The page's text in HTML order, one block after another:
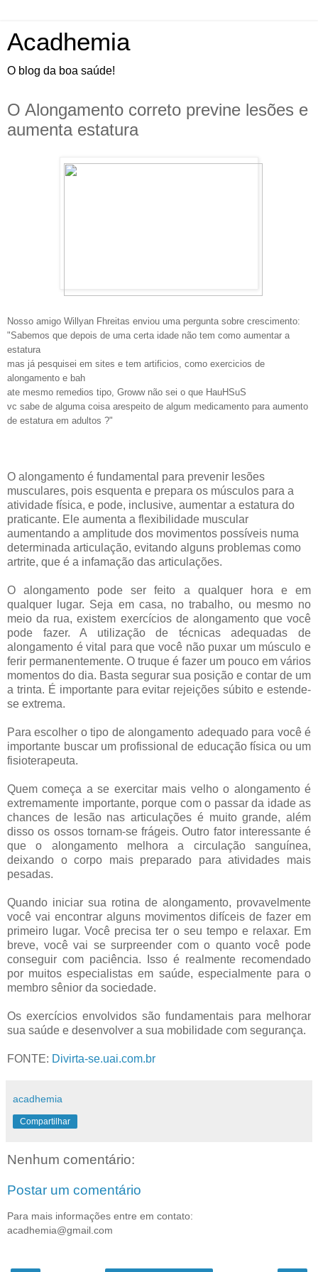
Acadhemia
O blog da boa saúde!
O Alongamento correto previne lesões e
aumenta estatura
Nosso amigo Willyan Fhreitas enviou uma pergunta sobre crescimento:
"Sabemos que depois de uma certa idade não tem como aumentar a
estatura
mas já pesquisei em sites e tem artificios, como exercicios de
alongamento e bah
ate mesmo remedios tipo, Groww não sei o que HauHSuS
vc sabe de alguma coisa arespeito de algum medicamento para aumento
de estatura em adultos ?"
O alongamento é fundamental para prevenir lesões
musculares, pois esquenta e prepara os músculos para a
atividade física, e pode, inclusive, aumentar a estatura do
praticante. Ele aumenta a flexibilidade muscular
aumentando a amplitude dos movimentos possíveis numa
determinada articulação, evitando alguns problemas como
artrite, que é a infamação das articulações.
O alongamento pode ser feito a qualquer hora e em
qualquer lugar. Seja em casa, no trabalho, ou mesmo no
meio da rua, existem exercícios de alongamento que você
pode fazer. A utilização de técnicas adequadas de
alongamento é vital para que você não puxar um músculo e
ferir permanentemente. O truque é fazer um pouco em vários
momentos do dia. Basta segurar sua posição e contar de um
a trinta. É importante para evitar rejeições súbito e estende-
se extrema.
Para escolher o tipo de alongamento adequado para você é
importante buscar um profissional de educação física ou um
fisioterapeuta.
Quem começa a se exercitar mais velho o alongamento é
extremamente importante, porque com o passar da idade as
chances de lesão nas articulações é muito grande, além
disso os ossos tornam-se frágeis. Outro fator interessante é
que o alongamento melhora a circulação sanguínea,
deixando o corpo mais preparado para atividades mais
pesadas.
Quando iniciar sua rotina de alongamento, provavelmente
você vai encontrar alguns movimentos difíceis de fazer em
primeiro lugar. Você precisa ter o seu tempo e relaxar. Em
breve, você vai se surpreender com o quanto você pode
conseguir com paciência. Isso é realmente recomendado
por muitos especialistas em saúde, especialmente para o
membro sênior da sociedade.
Os exercícios envolvidos são fundamentais para melhorar
sua saúde e desenvolver a sua mobilidade com segurança.
FONTE: Divirta-se.uai.com.br
acadhemia
Compartilhar
Nenhum comentário:
Postar um comentário
Para mais informações entre em contato:
acadhemia@gmail.com